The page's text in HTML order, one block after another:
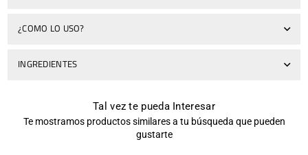
¿COMO LO USO?
INGREDIENTES
Tal vez te pueda Interesar
Te mostramos productos similares a tu búsqueda que pueden
gustarte